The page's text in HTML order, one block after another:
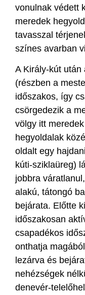
vonulnak védett
meredek
tavasszal
színes avarban
A Király-kút
(részben a
időszakos, így
csörgedezik a
völgy itt
hegyoldalak
oldalt egy
kúti-sziklaüreg)
jobbra
alakú, tátongó
bejárata. Előtte
időszakosan
csapadékos
onthatja
lezárva és
nehézségek
denevér-